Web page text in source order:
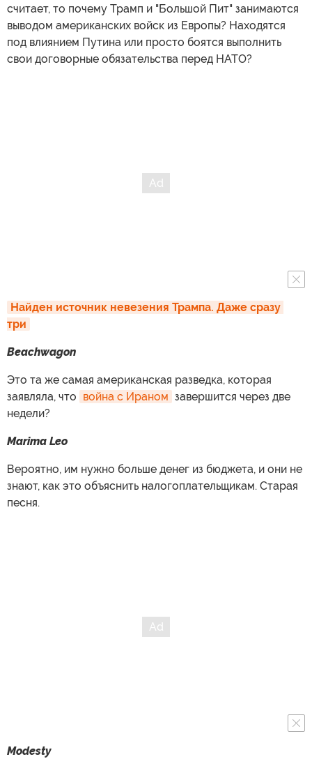
считает, то почему Трамп и "Большой Пит" занимаются
выводом американских войск из Европы? Находятся
под влиянием Путина или просто боятся выполнить
свои договорные обязательства перед НАТО?
Найден источник невезения Трампа. Даже сразу
три
Beachwagon
Это та же самая американская разведка, которая
заявляла, что война с Ираном завершится через две
недели?
Marima Leo
Вероятно, им нужно больше денег из бюджета, и они не
знают, как это объяснить налогоплательщикам. Старая
песня.
Modesty